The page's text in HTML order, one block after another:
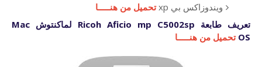
ويندوزاكس بي xp
تحميل من هنـــــا
تعريف طابعة
Ricoh Aficio mp C5002sp لماكنتوش Mac
OS تحميل من هنـــــا